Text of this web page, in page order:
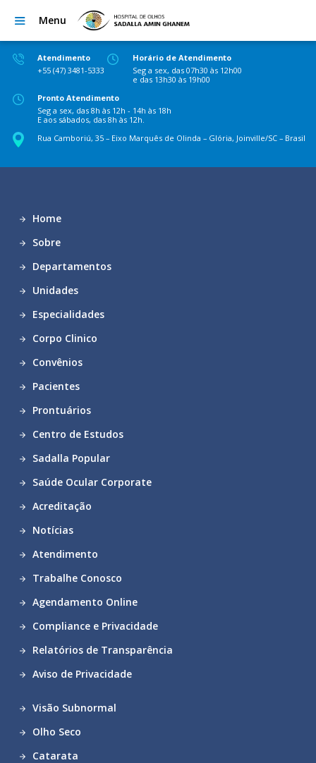
Menu
Atendimento
+55 (47) 3481-5333
Horário de Atendimento
Seg a sex, das 07h30 às 12h00
e das 13h30 às 19h00
Pronto Atendimento
Seg a sex, das 8h às 12h - 14h às 18h
E aos sábados, das 8h às 12h.
Rua Camboriú, 35 – Eixo Marquês de Olinda – Glória, Joinville/SC – Brasil
Home
Sobre
Departamentos
Unidades
Especialidades
Corpo Clinico
Convênios
Pacientes
Prontuários
Centro de Estudos
Sadalla Popular
Saúde Ocular Corporate
Acreditação
Notícias
Atendimento
Trabalhe Conosco
Agendamento Online
Compliance e Privacidade
Relatórios de Transparência
Aviso de Privacidade
Visão Subnormal
Olho Seco
Catarata